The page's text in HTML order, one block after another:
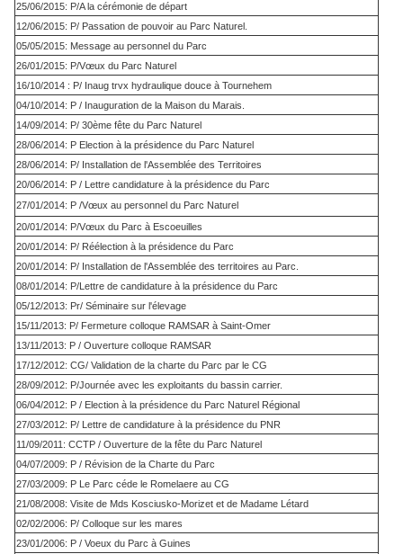
25/06/2015: P/A la cérémonie de départ
12/06/2015: P/ Passation de pouvoir au Parc Naturel.
05/05/2015: Message au personnel du Parc
26/01/2015: P/Vœux du Parc Naturel
16/10/2014 : P/ Inaug trvx hydraulique douce à Tournehem
04/10/2014: P / Inauguration de la Maison du Marais.
14/09/2014: P/ 30ème fête du Parc Naturel
28/06/2014: P Election à la présidence du Parc Naturel
28/06/2014: P/ Installation de l'Assemblée des Territoires
20/06/2014: P / Lettre candidature à la présidence du Parc
27/01/2014: P /Vœux au personnel du Parc Naturel
20/01/2014: P/Vœux du Parc à Escoeuilles
20/01/2014: P/ Réélection à la présidence du Parc
20/01/2014: P/ Installation de l'Assemblée des territoires au Parc.
08/01/2014: P/Lettre de candidature à la présidence du Parc
05/12/2013: Pr/ Séminaire sur l'élevage
15/11/2013: P/ Fermeture colloque RAMSAR à Saint-Omer
13/11/2013: P / Ouverture colloque RAMSAR
17/12/2012: CG/ Validation de la charte du Parc par le CG
28/09/2012: P/Journée avec les exploitants du bassin carrier.
06/04/2012: P / Election à la présidence du Parc Naturel Régional
27/03/2012: P/ Lettre de candidature à la présidence du PNR
11/09/2011: CCTP / Ouverture de la fête du Parc Naturel
04/07/2009: P / Révision de la Charte du Parc
27/03/2009: P Le Parc céde le Romelaere au CG
21/08/2008: Visite de Mds Kosciusko-Morizet et de Madame Létard
02/02/2006: P/ Colloque sur les mares
23/01/2006: P / Voeux du Parc à Guines